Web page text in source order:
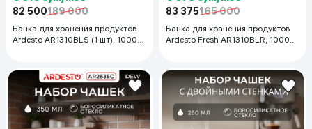
82 500189 000
Банка для хранения продуктов
Ardesto AR1310BLS (1 шт), 1000
83 375165 000
Банка для хранения продуктов
Ardesto Fresh AR1310BLR, 1000